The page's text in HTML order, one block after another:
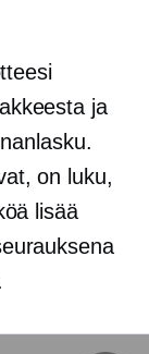
ja
on luku,
lisää